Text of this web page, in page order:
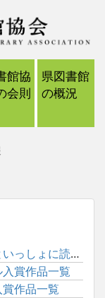
館協
会則
県図書館
の概況
令和８年度版「毎月２３日は子どもといっしょに読書の日」ポスタ...
賞作品一覧
作品一覧